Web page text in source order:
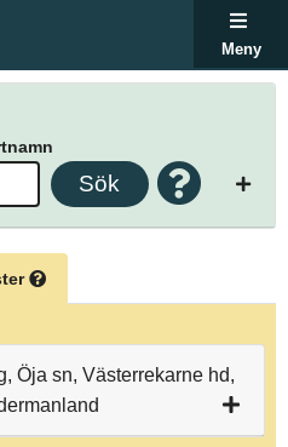
Meny
Sök
Öja sn, Västerrekarne hd,